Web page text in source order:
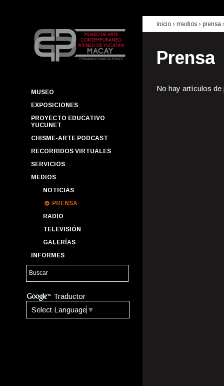
MUSEO
EXPOSICIONES
PROYECTO EDUCATIVO
YUCUNET
CHISME-ARTE PODCAST
RECORRIDOS VIRTUALES
SERVICIOS
MEDIOS
NOTICIAS
PRENSA
RADIO
TELEVISIÓN
GALERÍAS
INFORMES
Traductor
Select Language ▼
inicio › medios › prensa
Prensa
No hay artículos de